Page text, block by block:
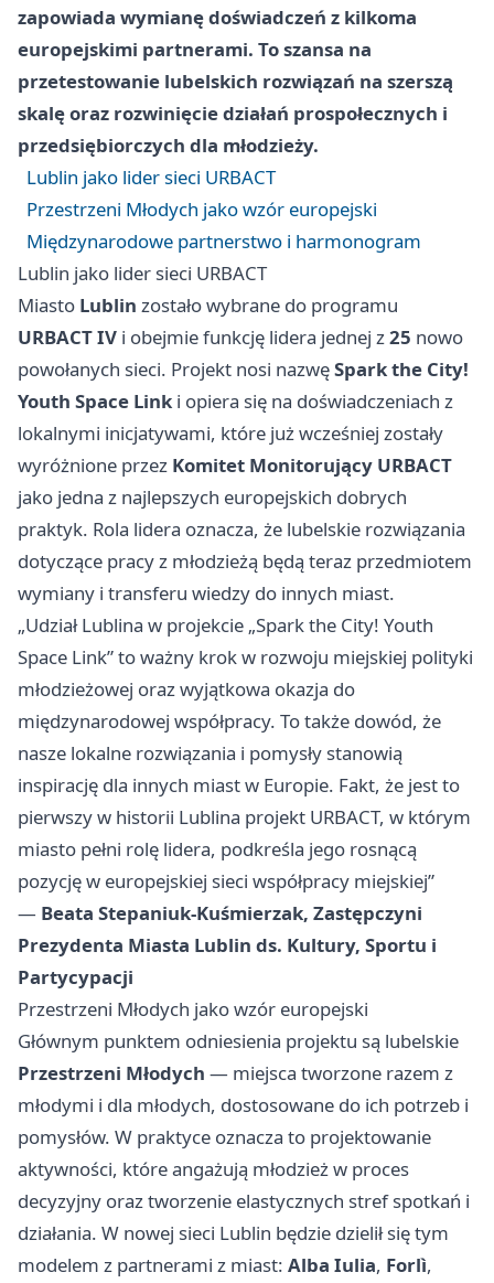
zapowiada wymianę doświadczeń z kilkoma
europejskimi partnerami. To szansa na
przetestowanie lubelskich rozwiązań na szerszą
skalę oraz rozwinięcie działań prospołecznych i
przedsiębiorczych dla młodzieży.
Lublin jako lider sieci URBACT
Przestrzeni Młodych jako wzór europejski
Międzynarodowe partnerstwo i harmonogram
Lublin jako lider sieci URBACT
Miasto Lublin zostało wybrane do programu
URBACT IV i obejmie funkcję lidera jednej z25 nowo
powołanych sieci. Projekt nosi nazwęSpark the City!
Youth Space Link i opiera się na doświadczeniach z
lokalnymi inicjatywami, które już wcześniej zostały
wyróżnione przez Komitet Monitorujący URBACT
jako jedna z najlepszych europejskich dobrych
praktyk. Rola lidera oznacza, że lubelskie rozwiązania
dotyczące pracy z młodzieżą będą teraz przedmiotem
wymiany i transferu wiedzy do innych miast.
„Udział Lublina w projekcie „Spark the City! Youth
Space Link” to ważny krok w rozwoju miejskiej polityki
młodzieżowej oraz wyjątkowa okazja do
międzynarodowej współpracy. To także dowód, że
nasze lokalne rozwiązania i pomysły stanowią
inspirację dla innych miast w Europie. Fakt, że jest to
pierwszy w historii Lublina projekt URBACT, w którym
miasto pełni rolę lidera, podkreśla jego rosnącą
pozycję w europejskiej sieci współpracy miejskiej”
— Beata Stepaniuk-Kuśmierzak, Zastępczyni
Prezydenta Miasta Lublin ds. Kultury, Sportu i
Partycypacji
Przestrzeni Młodych jako wzór europejski
Głównym punktem odniesienia projektu są lubelskie
Przestrzeni Młodych — miejsca tworzone razem z
młodymi i dla młodych, dostosowane do ich potrzeb i
pomysłów. W praktyce oznacza to projektowanie
aktywności, które angażują młodzież w proces
decyzyjny oraz tworzenie elastycznych stref spotkań i
działania. W nowej sieci Lublin będzie dzielił się tym
modelem z partnerami z miast: Alba Iulia, Forlì,